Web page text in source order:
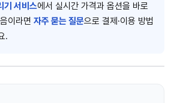
기 서비스에서 실시간 가격과 옵션을 바로
이라면 자주 묻는 질문으로 결제·이용 방법
.